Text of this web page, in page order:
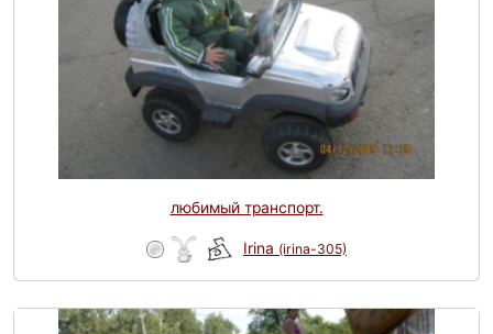
любимый транспорт.
Irina (irina-305)